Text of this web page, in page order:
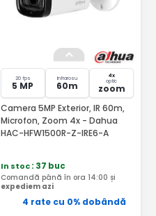
20 fps
5 MP
Infrarosu
60m
4x
optic
zoom
Camera 5MP Exterior, IR 60m,
Microfon, Zoom 4x - Dahua
HAC-HFW1500R-Z-IRE6-A
In stoc: 37 buc
Comandă până în ora 14:00 și
expediem azi
4 rate cu 0% dobândă